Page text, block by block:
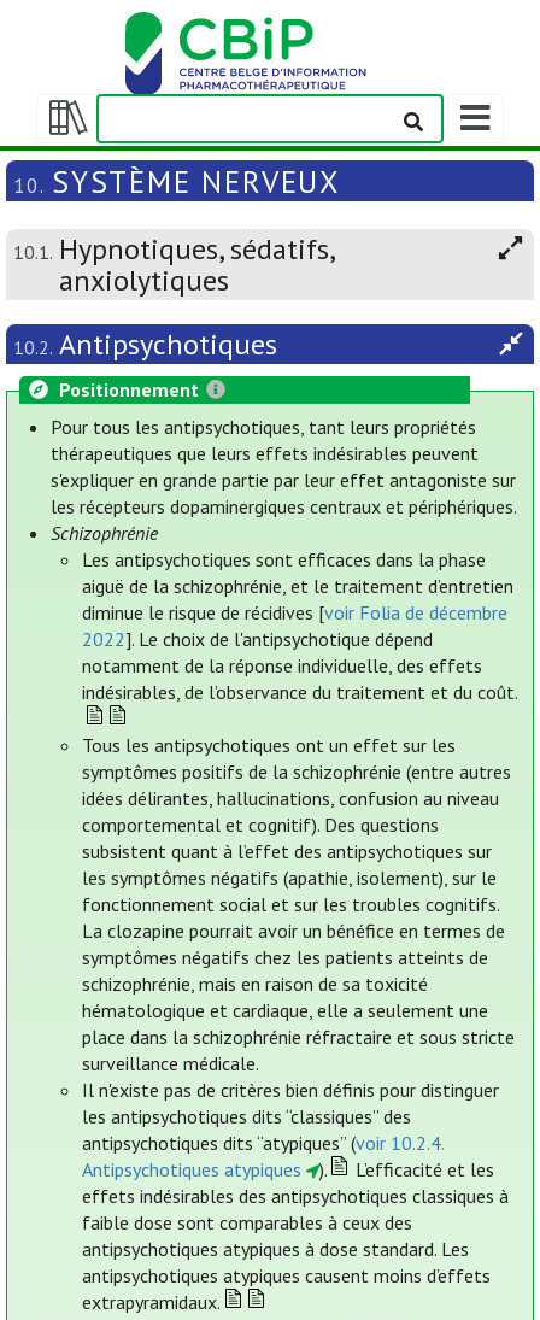
Afficher/masquer
la
table
matières
Afficher/
la
barre
navigation
10. SYSTÈME NERVEUX
10.1. Hypnotiques, sédatifs,
anxiolytiques
10.2. Antipsychotiques
Positionnement
Pour tous les antipsychotiques, tant leurs propriétés
thérapeutiques que leurs effets indésirables peuvent
s'expliquer en grande partie par leur effet antagoniste sur
les récepteurs dopaminergiques centraux et périphériques.
Schizophrénie
Les antipsychotiques sont efficaces dans la phase
aiguë de la schizophrénie, et le traitement d’entretien
diminue le risque de récidives [voir Folia de décembre
2022]. Le choix de l'antipsychotique dépend
notamment de la réponse individuelle, des effets
indésirables, de l’observance du traitement et du coût.
Tous les antipsychotiques ont un effet sur les
symptômes positifs de la schizophrénie (entre autres
idées délirantes, hallucinations, confusion au niveau
comportemental et cognitif). Des questions
subsistent quant à l’effet des antipsychotiques sur
les symptômes négatifs (apathie, isolement), sur le
fonctionnement social et sur les troubles cognitifs.
La clozapine pourrait avoir un bénéfice en termes de
symptômes négatifs chez les patients atteints de
schizophrénie, mais en raison de sa toxicité
hématologique et cardiaque, elle a seulement une
place dans la schizophrénie réfractaire et sous stricte
surveillance médicale.
Il n'existe pas de critères bien définis pour distinguer
les antipsychotiques dits “classiques” des
antipsychotiques dits “atypiques” (voir 10.2.4.
Antipsychotiques atypiques
).
L’efficacité et les
effets indésirables des antipsychotiques classiques à
faible dose sont comparables à ceux des
antipsychotiques atypiques à dose standard. Les
antipsychotiques atypiques causent moins d’effets
extrapyramidaux.